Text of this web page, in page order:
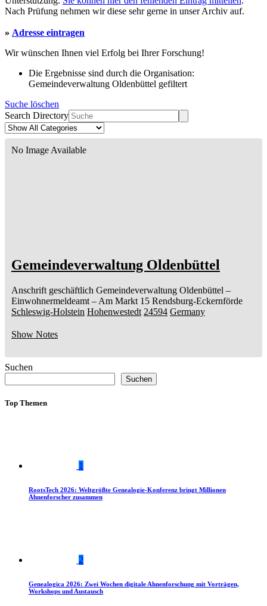
Nach Prüfung nehmen wir diese sehr gerne in unser Archiv auf.
» Adresse eintragen
Wir wünschen Ihnen viel Erfolg bei Ihrer Forschung!
Die Ergebnisse sind durch die Organisation:
Gemeindeverwaltung Oldenbüttel gefiltert
Suche löschen
Search Directory
No Image Available
Gemeindeverwaltung Oldenbüttel
Anschrift geschäftlich Gemeindeverwaltung Oldenbüttel –
Einwohnermeldeamt – Am Markt 15 Rendsburg-Eckernförde
Schleswig-Holstein Hohenwestedt 24594 Germany
Show Notes
Suchen
Suchen
Top Themen
1
RootsTech 2026: Weltgrößte Genealogie-Konferenz bringt Millionen
Ahnenforscher zusammen
2
Genealogica 2026: Zwei Wochen digitale Ahnenforschung mit Vorträgen,
Workshops und Austausch